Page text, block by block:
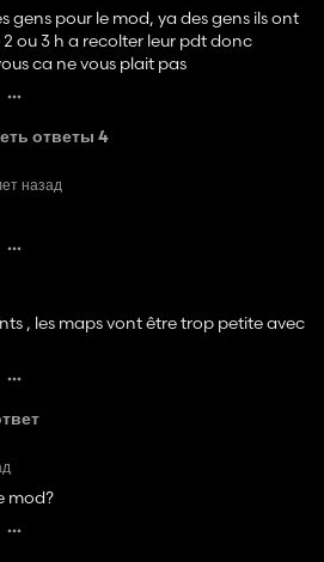
gens pour le mod, ya des gens ils ont
ou 3 h a recolter leur pdt donc
ca ne vous plait pas
ответы 4
назад
, les maps vont être trop petite avec
mod?